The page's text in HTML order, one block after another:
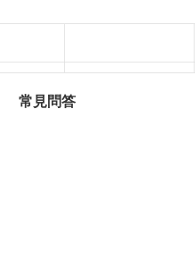
常見問答